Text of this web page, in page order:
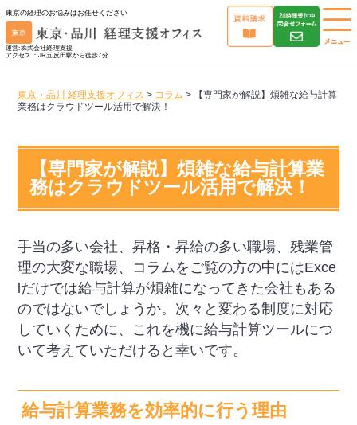
東京の経理のお悩みはお任せください
運営:株式会社経理支援
アクセス：JR五反田駅から徒歩7分
東京・品川 経理支援オフィス > コラム >
【専門家が解説】煩雑な給与計算
業務はクラウドツール活用で解決！
【専門家が解説】煩雑な給与計算業
務はクラウドツール活用で解決！
手当の多い会社、昇格・昇給の多い職場、残業管
理の大変な職場、コラムをご覧の方の中にはExce
lだけでは給与計算が煩雑になってきた会社もある
のではないでしょうか。次々と変わる制度に対応
していくために、これを機に給与計算ツールにつ
いて考えていただけると幸いです。
給与計算業務を効率的に行う理由